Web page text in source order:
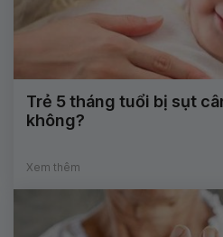
Trẻ 5 tháng tuổi bị sụt
không?
Xem thêm